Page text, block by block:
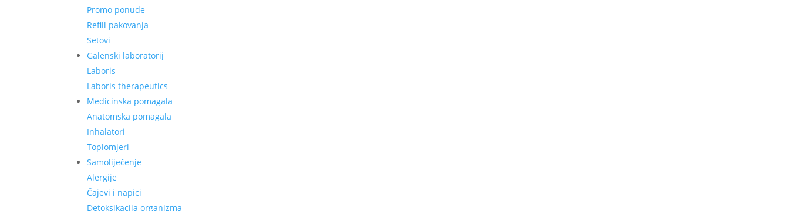
Promo ponude
Refill pakovanja
Setovi
Galenski laboratorij
Laboris
Laboris therapeutics
Medicinska pomagala
Anatomska pomagala
Inhalatori
Toplomjeri
Samoliječenje
Alergije
Čajevi i napici
Detoksikacija organizma